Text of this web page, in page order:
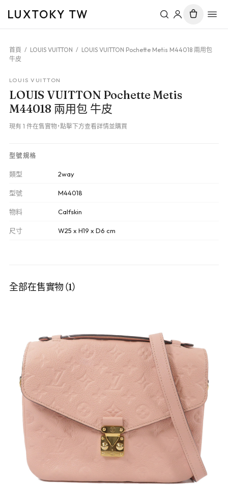
LUXTOKY TW
首頁 / LOUIS VUITTON / LOUIS VUITTON Pochette Metis M44018 兩用包
牛皮
LOUIS VUITTON
LOUIS VUITTON Pochette Metis
M44018 兩用包 牛皮
現有 1 件在售實物，點擊下方查看詳情並購買
型號規格
類型 2way
型號 M44018
物料 Calfskin
尺寸 W25 x H19 x D6 cm
全部在售實物（1）